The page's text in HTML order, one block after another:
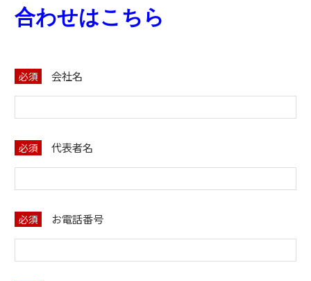
合わせはこちら
必須 会社名
必須 代表者名
必須 お電話番号